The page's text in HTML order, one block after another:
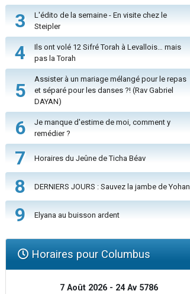
3
L'édito de la semaine - En visite chez le
Steipler
4
Ils ont volé 12 Sifré Torah à Levallois… mais
pas la Torah
5
Assister à un mariage mélangé pour le repas
et séparé pour les danses ?! (Rav Gabriel
DAYAN)
6
Je manque d'estime de moi, comment y
remédier ?
7 Horaires du Jeûne de Ticha Béav
8 DERNIERS JOURS : Sauvez la jambe de Yohan
9 Elyana au buisson ardent
Horaires pour Columbus
7 Août 2026 - 24 Av 5786